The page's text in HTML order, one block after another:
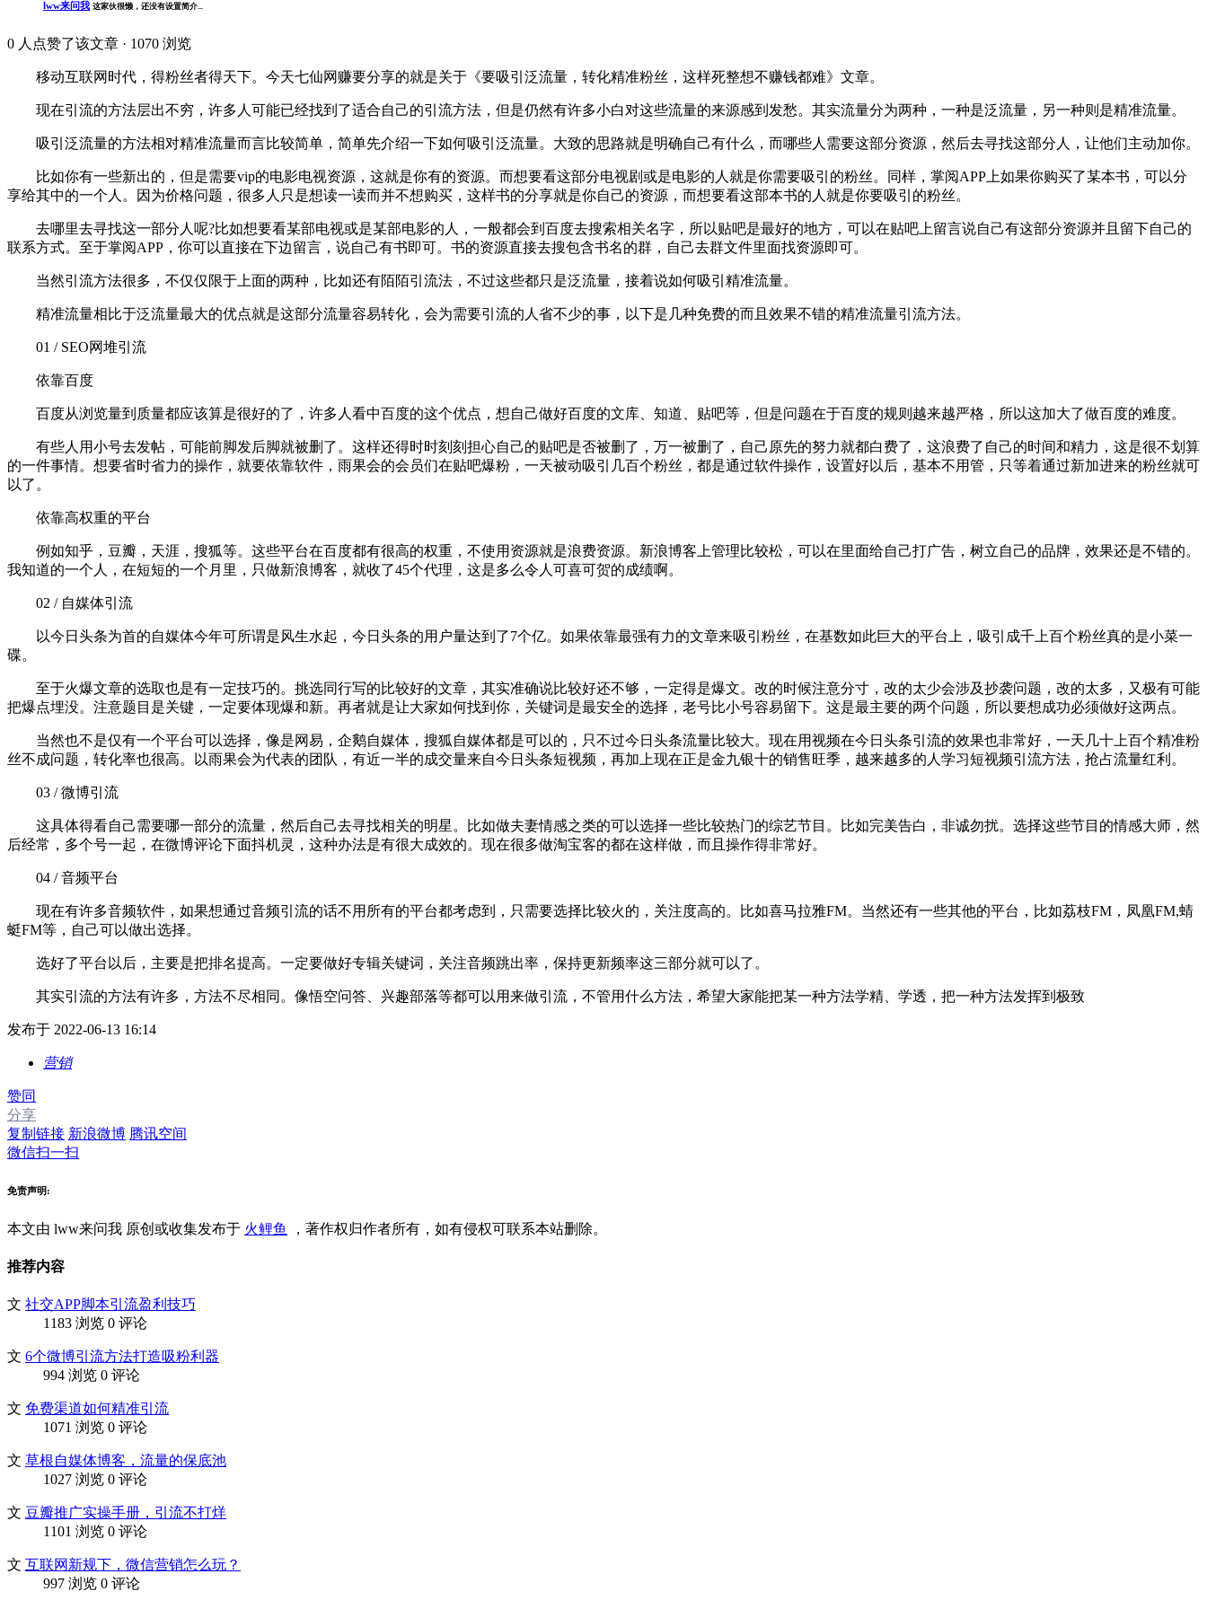
lww来问我 这家伙很懒，还没有设置简介...
0 人点赞了该文章 · 1070 浏览
移动互联网时代，得粉丝者得天下。今天七仙网赚要分享的就是关于《要吸引泛流量，转化精准粉丝，这样死整想不赚钱都难》文章。
现在引流的方法层出不穷，许多人可能已经找到了适合自己的引流方法，但是仍然有许多小白对这些流量的来源感到发愁。其实流量分为两种，一种是泛流量，另一种则是精准流量。
吸引泛流量的方法相对精准流量而言比较简单，简单先介绍一下如何吸引泛流量。大致的思路就是明确自己有什么，而哪些人需要这部分资源，然后去寻找这部分人，让他们主动加你。
比如你有一些新出的，但是需要vip的电影电视资源，这就是你有的资源。而想要看这部分电视剧或是电影的人就是你需要吸引的粉丝。同样，掌阅APP上如果你购买了某本书，可以分
享给其中的一个人。因为价格问题，很多人只是想读一读而并不想购买，这样书的分享就是你自己的资源，而想要看这部本书的人就是你要吸引的粉丝。
去哪里去寻找这一部分人呢?比如想要看某部电视或是某部电影的人，一般都会到百度去搜索相关名字，所以贴吧是最好的地方，可以在贴吧上留言说自己有这部分资源并且留下自己的
联系方式。至于掌阅APP，你可以直接在下边留言，说自己有书即可。书的资源直接去搜包含书名的群，自己去群文件里面找资源即可。
当然引流方法很多，不仅仅限于上面的两种，比如还有陌陌引流法，不过这些都只是泛流量，接着说如何吸引精准流量。
精准流量相比于泛流量最大的优点就是这部分流量容易转化，会为需要引流的人省不少的事，以下是几种免费的而且效果不错的精准流量引流方法。
01 / SEO网堆引流
依靠百度
百度从浏览量到质量都应该算是很好的了，许多人看中百度的这个优点，想自己做好百度的文库、知道、贴吧等，但是问题在于百度的规则越来越严格，所以这加大了做百度的难度。
有些人用小号去发帖，可能前脚发后脚就被删了。这样还得时时刻刻担心自己的贴吧是否被删了，万一被删了，自己原先的努力就都白费了，这浪费了自己的时间和精力，这是很不划算
的一件事情。想要省时省力的操作，就要依靠软件，雨果会的会员们在贴吧爆粉，一天被动吸引几百个粉丝，都是通过软件操作，设置好以后，基本不用管，只等着通过新加进来的粉丝就可
以了。
依靠高权重的平台
例如知乎，豆瓣，天涯，搜狐等。这些平台在百度都有很高的权重，不使用资源就是浪费资源。新浪博客上管理比较松，可以在里面给自己打广告，树立自己的品牌，效果还是不错的。
我知道的一个人，在短短的一个月里，只做新浪博客，就收了45个代理，这是多么令人可喜可贺的成绩啊。
02 / 自媒体引流
以今日头条为首的自媒体今年可所谓是风生水起，今日头条的用户量达到了7个亿。如果依靠最强有力的文章来吸引粉丝，在基数如此巨大的平台上，吸引成千上百个粉丝真的是小菜一
碟。
至于火爆文章的选取也是有一定技巧的。挑选同行写的比较好的文章，其实准确说比较好还不够，一定得是爆文。改的时候注意分寸，改的太少会涉及抄袭问题，改的太多，又极有可能
把爆点埋没。注意题目是关键，一定要体现爆和新。再者就是让大家如何找到你，关键词是最安全的选择，老号比小号容易留下。这是最主要的两个问题，所以要想成功必须做好这两点。
当然也不是仅有一个平台可以选择，像是网易，企鹅自媒体，搜狐自媒体都是可以的，只不过今日头条流量比较大。现在用视频在今日头条引流的效果也非常好，一天几十上百个精准粉
丝不成问题，转化率也很高。以雨果会为代表的团队，有近一半的成交量来自今日头条短视频，再加上现在正是金九银十的销售旺季，越来越多的人学习短视频引流方法，抢占流量红利。
03 / 微博引流
这具体得看自己需要哪一部分的流量，然后自己去寻找相关的明星。比如做夫妻情感之类的可以选择一些比较热门的综艺节目。比如完美告白，非诚勿扰。选择这些节目的情感大师，然
后经常，多个号一起，在微博评论下面抖机灵，这种办法是有很大成效的。现在很多做淘宝客的都在这样做，而且操作得非常好。
04 / 音频平台
现在有许多音频软件，如果想通过音频引流的话不用所有的平台都考虑到，只需要选择比较火的，关注度高的。比如喜马拉雅FM。当然还有一些其他的平台，比如荔枝FM，凤凰FM,蜻
蜓FM等，自己可以做出选择。
选好了平台以后，主要是把排名提高。一定要做好专辑关键词，关注音频跳出率，保持更新频率这三部分就可以了。
其实引流的方法有许多，方法不尽相同。像悟空问答、兴趣部落等都可以用来做引流，不管用什么方法，希望大家能把某一种方法学精、学透，把一种方法发挥到极致
发布于 2022-06-13 16:14
营销
赞同
分享
复制链接 新浪微博 腾讯空间
微信扫一扫
免责声明:
本文由 lww来问我 原创或收集发布于 火鲤鱼 ，著作权归作者所有，如有侵权可联系本站删除。
推荐内容
文 社交APP脚本引流盈利技巧
1183 浏览 0 评论
文 6个微博引流方法打造吸粉利器
994 浏览 0 评论
文 免费渠道如何精准引流
1071 浏览 0 评论
文 草根自媒体博客，流量的保底池
1027 浏览 0 评论
文 豆瓣推广实操手册，引流不打烊
1101 浏览 0 评论
文 互联网新规下，微信营销怎么玩？
997 浏览 0 评论